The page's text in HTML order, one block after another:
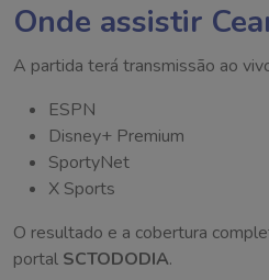
Onde assistir
A partida terá transmissão ao
ESPN
Disney+ Premium
SportyNet
X Sports
O resultado e a cobertura
portal SCTODODIA.